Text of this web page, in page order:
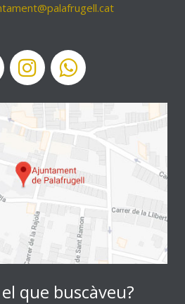
que buscàveu?